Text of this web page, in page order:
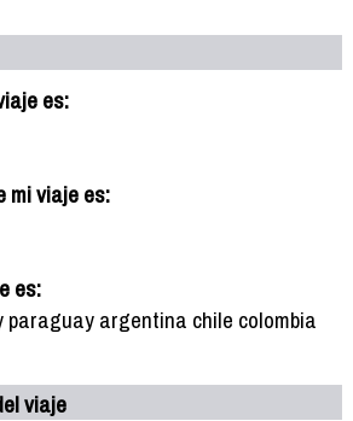
es:
mi viaje es:
es:
paraguay argentina chile colombia
viaje